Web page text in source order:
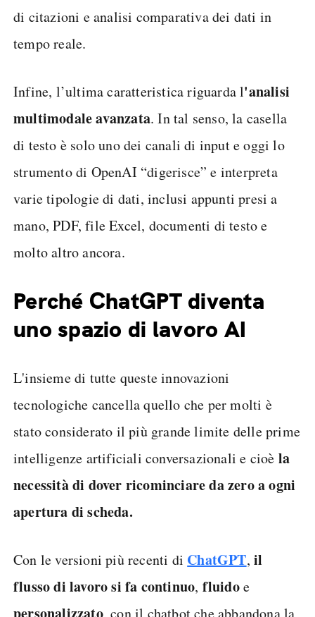
di citazioni e analisi comparativa dei dati in
tempo reale.
Infine, l’ultima caratteristica riguarda l'analisi
multimodale avanzata. In tal senso, la casella
di testo è solo uno dei canali di input e oggi lo
strumento di OpenAI “digerisce” e interpreta
varie tipologie di dati, inclusi appunti presi a
mano, PDF, file Excel, documenti di testo e
molto altro ancora.
Perché ChatGPT diventa
uno spazio di lavoro AI
L'insieme di tutte queste innovazioni
tecnologiche cancella quello che per molti è
stato considerato il più grande limite delle prime
intelligenze artificiali conversazionali e cioè la
necessità di dover ricominciare da zero a ogni
apertura di scheda.
Con le versioni più recenti di ChatGPT,il
flusso di lavoro si fa continuo, fluidoe
, con il chatbot che abbandona la